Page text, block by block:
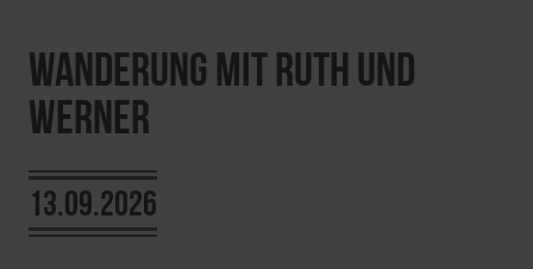
Wanderung mit Ruth und
Werner
13.09.2026